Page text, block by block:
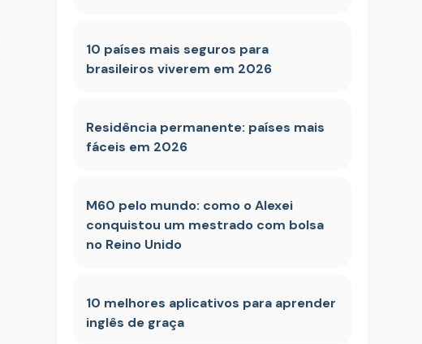
10 países mais seguros para
brasileiros viverem em 2026
Residência permanente: países mais
fáceis em 2026
M60 pelo mundo: como o Alexei
conquistou um mestrado com bolsa
no Reino Unido
10 melhores aplicativos para aprender
inglês de graça